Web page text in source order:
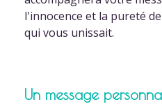
l'innocence et la pureté
qui vous unissait.
Un message